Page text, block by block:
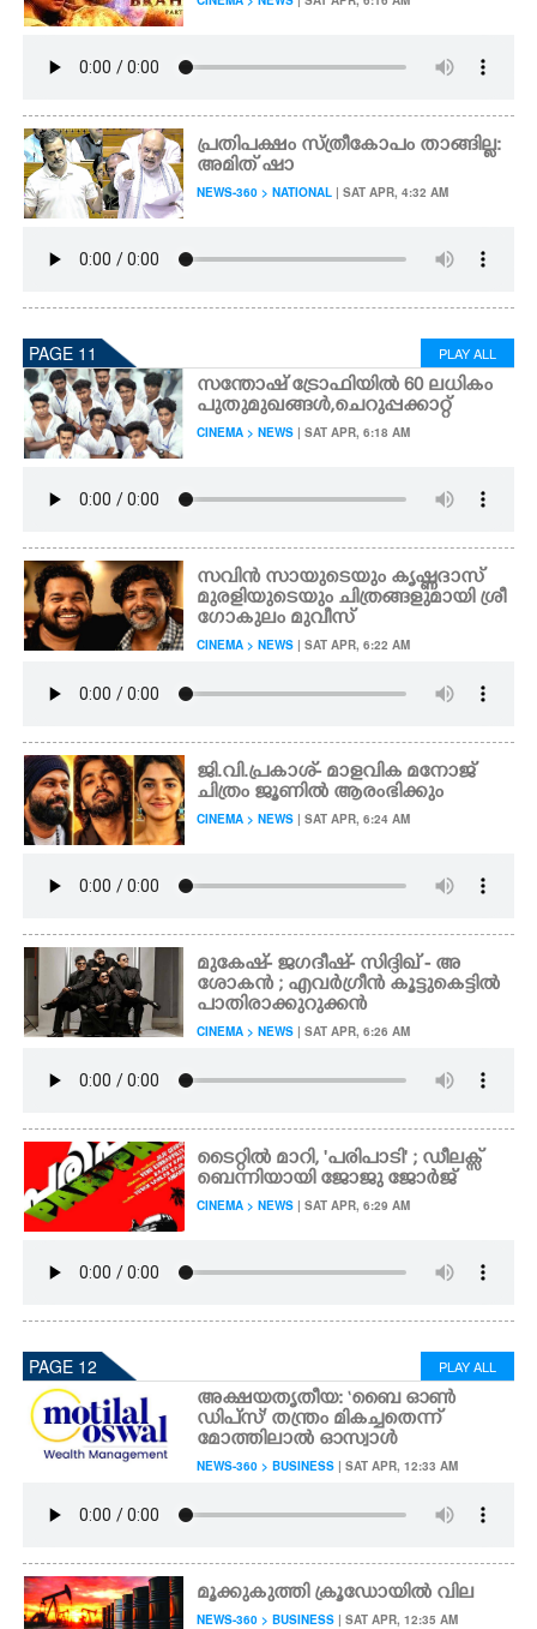
പ്രതിപക്ഷം സ്ത്രീകോപം താങ്ങില്ല:
അമിത് ഷാ
NEWS-360 > NATIONAL | SAT APR, 4:32 AM
PAGE 11 PLAY ALL
സന്തോഷ് ട്രോഫിയിൽ 60 ലധികം
പുതുമുഖങ്ങൾ,​ ചെറുപ്പക്കാറ്റ്
CINEMA > NEWS | SAT APR, 6:18 AM
സവിൻ സായുടെയും കൃഷ്ണദാസ്
മുരളിയുടെയും ചിത്രങ്ങളുമായി ശ്രീ
ഗോകുലം മുവീസ്
CINEMA > NEWS | SAT APR, 6:22 AM
ജി.വി.പ്രകാശ്- മാളവിക മനോജ്
ചിത്രം ജൂണിൽ ആരംഭിക്കും
CINEMA > NEWS | SAT APR, 6:24 AM
മുകേഷ്- ജഗദീഷ്- സിദ്ദിഖ് - അ
ശോകൻ ; എവർഗ്രീൻ കൂട്ടുകെട്ടിൽ
പാതിരാക്കുറുക്കൻ
CINEMA > NEWS | SAT APR, 6:26 AM
ടൈറ്റിൽ മാറി, 'പരിപാടി' ; ഡീലക്സ്
ബെന്നിയായി ജോജു ജോർജ്
CINEMA > NEWS | SAT APR, 6:29 AM
PAGE 12 PLAY ALL
അക്ഷയതൃതീയ: ‘ബൈ ഓൺ
ഡിപ്‌സ്’ തന്ത്രം മികച്ചതെന്ന്
മോത്തിലാൽ ഓസ്വാൾ
NEWS-360 > BUSINESS | SAT APR, 12:33 AM
മൂക്കുകുത്തി ക്രൂഡോയിൽ വില
NEWS-360 > BUSINESS | SAT APR, 12:35 AM